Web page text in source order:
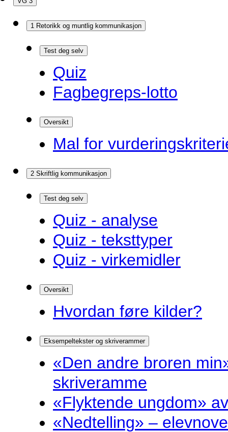
1 Retorikk og muntlig kommunikasjon
Test deg selv
Quiz
Fagbegreps-lotto
Oversikt
Mal for
2 Skriftlig kommunikasjon
Test deg selv
Quiz - analyse
Quiz - teksttyper
Quiz - virkemidler
Oversikt
Hvordan føre kilder?
Eksempeltekster og skriverammer
«Den andre broren
skriveramme
«Flyktende ungdom»
«Nedtelling» –